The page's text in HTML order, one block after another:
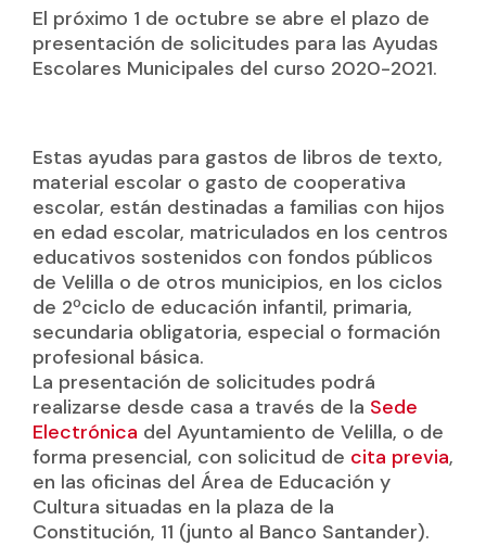
El próximo 1 de octubre se abre el plazo de
presentación de solicitudes para las Ayudas
Escolares Municipales del curso 2020-2021.
Estas ayudas para gastos de libros de texto,
material escolar o gasto de cooperativa
escolar, están destinadas a familias con hijos
en edad escolar, matriculados en los centros
educativos sostenidos con fondos públicos
de Velilla o de otros municipios, en los ciclos
de 2ºciclo de educación infantil, primaria,
secundaria obligatoria, especial o formación
profesional básica.
La presentación de solicitudes podrá
realizarse desde casa a través de la Sede
Electrónica del Ayuntamiento de Velilla, o de
forma presencial, con solicitud de cita previa,
en las oficinas del Área de Educación y
Cultura situadas en la plaza de la
Constitución, 11 (junto al Banco Santander).